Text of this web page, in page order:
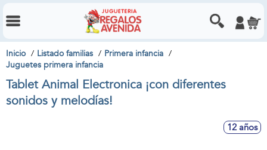
Inicio Listado familias
Primera infancia
Juguetes primera infancia
Tablet Animal Electronica ¡con diferentes
sonidos y melodías!
12 años